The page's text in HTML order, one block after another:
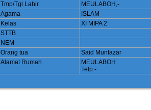
Tmp/Tgl Lahir
MEULABOH,-
Agama
ISLAM
Kelas
XI MIPA 2
STTB
NEM
Orang tua
Said Muntazar
Alamat Rumah
MEULABOH
Telp.-